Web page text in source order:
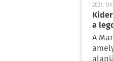
2021.
a
A